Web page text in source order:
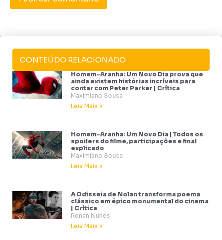
CONTEÚDO RELACIONADO
Homem-Aranha: Um Novo Dia prova que
ainda existem histórias incríveis para
contar com Peter Parker | Crítica
Maximiano Sousa
Leia Mais »
Homem-Aranha: Um Novo Dia | Todos os
spoilers do filme, participações e final
explicado
Maximiano Sousa
Leia Mais »
A Odisseia de Nolan transforma poema
clássico em épico monumental do cinema
| Crítica
Renan Nunes
Leia Mais »